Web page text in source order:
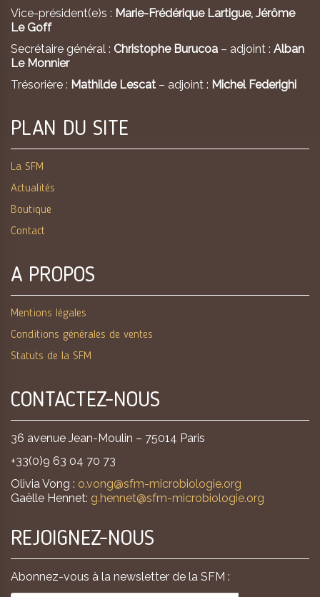
Vice-président(e)s : Marie-Frédérique Lartigue, Jérôme
Le Goff
Secrétaire général : Christophe Burucoa – adjoint : Alban
Le Monnier
Trésorière : Mathilde Lescat – adjoint : Michel Federighi
PLAN DU SITE
La SFM
Actualités
Boutique
Contact
A PROPOS
Mentions légales
Conditions générales de ventes
Statuts de la SFM
CONTACTEZ-NOUS
36 avenue Jean-Moulin – 75014 Paris
+33(0)9 63 04 70 73
Olivia Vong : o.vong@sfm-microbiologie.org
Gaëlle Hennet: g.hennet@sfm-microbiologie.org
REJOIGNEZ-NOUS
Abonnez-vous à la newsletter de la SFM :